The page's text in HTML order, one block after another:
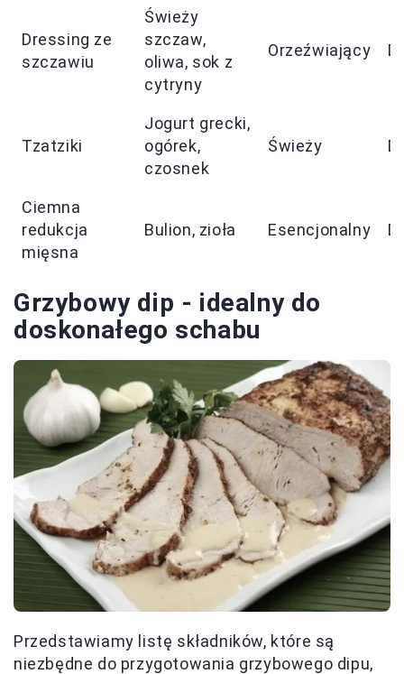
Dressing ze
szczawiu
Świeży
szczaw,
oliwa, sok z
cytryny
Orzeźwiający
Tzatziki
Jogurt grecki,
ogórek,
czosnek
Świeży
Ciemna
redukcja
mięsna
Bulion, zioła Esencjonalny
Grzybowy dip - idealny do
doskonałego schabu
Przedstawiamy listę składników, które są
niezbędne do przygotowania grzybowego dipu,